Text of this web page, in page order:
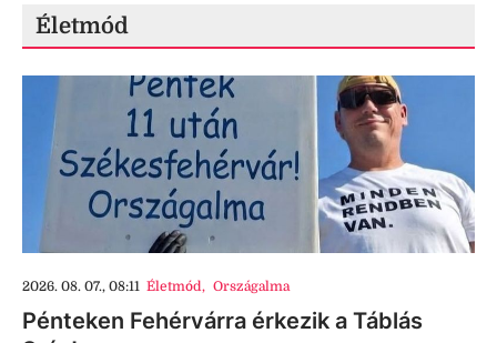
Életmód
2026. 08. 07., 08:11 Életmód, Országalma
Pénteken Fehérvárra érkezik a Táblás